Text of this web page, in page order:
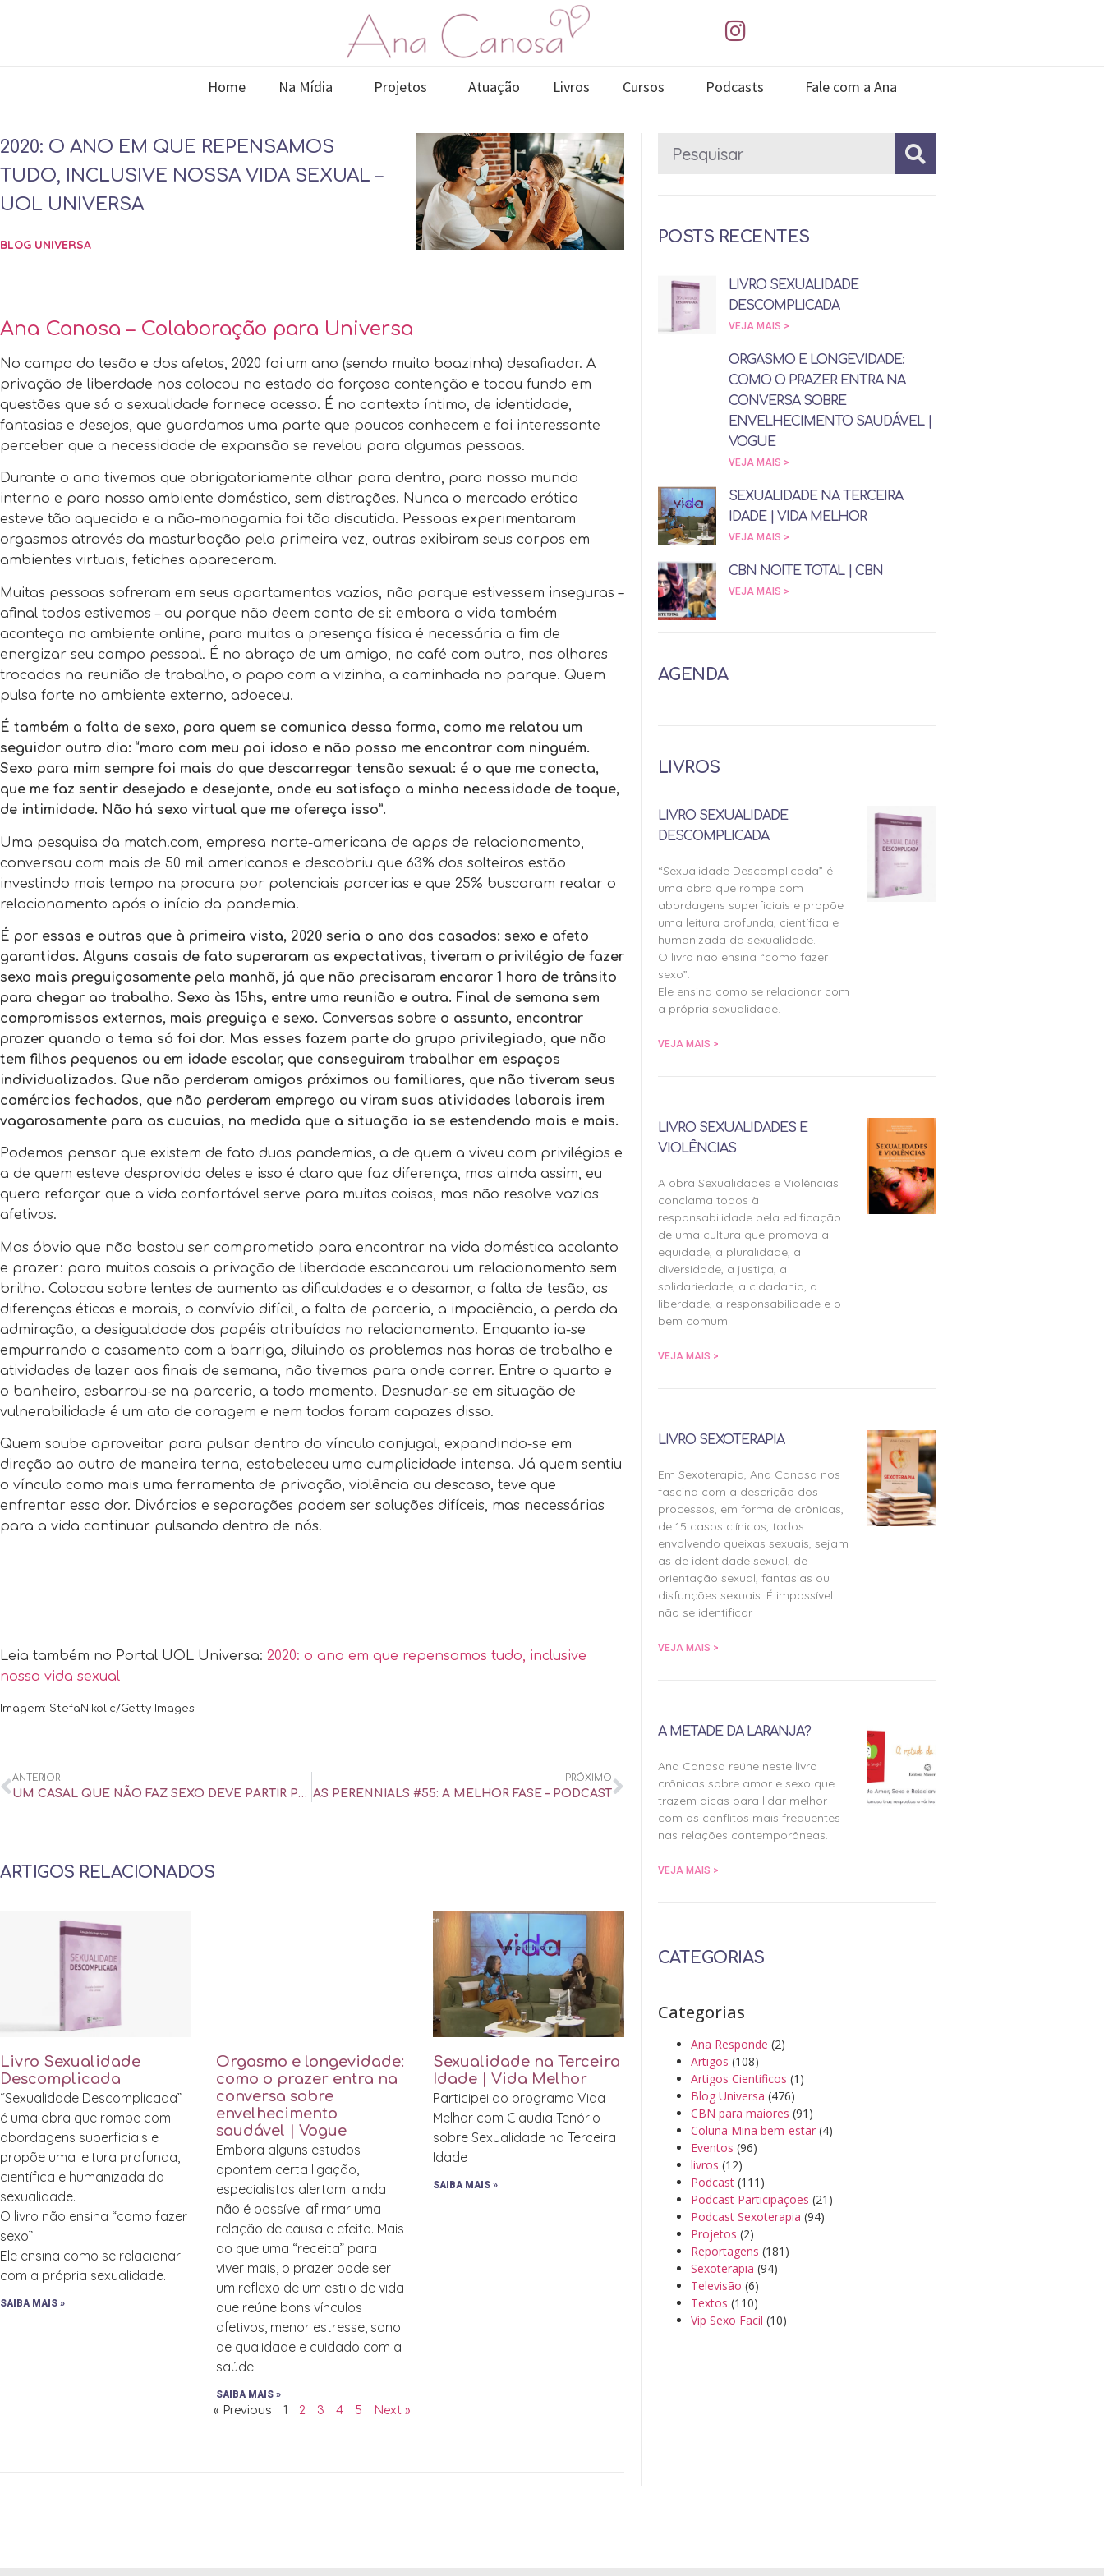
Home Na Mídia Projetos Atuação Livros Cursos Podcasts Fale com a Ana
2020: O ANO EM QUE REPENSAMOS
TUDO, INCLUSIVE NOSSA VIDA SEXUAL –
UOL UNIVERSA
BLOG UNIVERSA
Ana Canosa – Colaboração para Universa
No campo do tesão e dos afetos, 2020 foi um ano (sendo muito boazinha) desafiador. A
privação de liberdade nos colocou no estado da forçosa contenção e tocou fundo em
questões que só a sexualidade fornece acesso. É no contexto íntimo, de identidade,
fantasias e desejos, que guardamos uma parte que poucos conhecem e foi interessante
perceber que a necessidade de expansão se revelou para algumas pessoas.
Durante o ano tivemos que obrigatoriamente olhar para dentro, para nosso mundo
interno e para nosso ambiente doméstico, sem distrações. Nunca o mercado erótico
esteve tão aquecido e a não-monogamia foi tão discutida. Pessoas experimentaram
orgasmos através da masturbação pela primeira vez, outras exibiram seus corpos em
ambientes virtuais, fetiches apareceram.
Muitas pessoas sofreram em seus apartamentos vazios, não porque estivessem inseguras –
afinal todos estivemos – ou porque não deem conta de si: embora a vida também
aconteça no ambiente online, para muitos a presença física é necessária a fim de
energizar seu campo pessoal. É no abraço de um amigo, no café com outro, nos olhares
trocados na reunião de trabalho, o papo com a vizinha, a caminhada no parque. Quem
pulsa forte no ambiente externo, adoeceu.
É também a falta de sexo, para quem se comunica dessa forma, como me relatou um
seguidor outro dia: “moro com meu pai idoso e não posso me encontrar com ninguém.
Sexo para mim sempre foi mais do que descarregar tensão sexual: é o que me conecta,
que me faz sentir desejado e desejante, onde eu satisfaço a minha necessidade de toque,
de intimidade. Não há sexo virtual que me ofereça isso”.
Uma pesquisa da match.com, empresa norte-americana de apps de relacionamento,
conversou com mais de 50 mil americanos e descobriu que 63% dos solteiros estão
investindo mais tempo na procura por potenciais parcerias e que 25% buscaram reatar o
relacionamento após o início da pandemia.
É por essas e outras que à primeira vista, 2020 seria o ano dos casados: sexo e afeto
garantidos. Alguns casais de fato superaram as expectativas, tiveram o privilégio de fazer
sexo mais preguiçosamente pela manhã, já que não precisaram encarar 1 hora de trânsito
para chegar ao trabalho. Sexo às 15hs, entre uma reunião e outra. Final de semana sem
compromissos externos, mais preguiça e sexo. Conversas sobre o assunto, encontrar
prazer quando o tema só foi dor. Mas esses fazem parte do grupo privilegiado, que não
tem filhos pequenos ou em idade escolar, que conseguiram trabalhar em espaços
individualizados. Que não perderam amigos próximos ou familiares, que não tiveram seus
comércios fechados, que não perderam emprego ou viram suas atividades laborais irem
vagarosamente para as cucuias, na medida que a situação ia se estendendo mais e mais.
Podemos pensar que existem de fato duas pandemias, a de quem a viveu com privilégios e
a de quem esteve desprovida deles e isso é claro que faz diferença, mas ainda assim, eu
quero reforçar que a vida confortável serve para muitas coisas, mas não resolve vazios
afetivos.
Mas óbvio que não bastou ser comprometido para encontrar na vida doméstica acalanto
e prazer: para muitos casais a privação de liberdade escancarou um relacionamento sem
brilho. Colocou sobre lentes de aumento as dificuldades e o desamor, a falta de tesão, as
diferenças éticas e morais, o convívio difícil, a falta de parceria, a impaciência, a perda da
admiração, a desigualdade dos papéis atribuídos no relacionamento. Enquanto ia-se
empurrando o casamento com a barriga, diluindo os problemas nas horas de trabalho e
atividades de lazer aos finais de semana, não tivemos para onde correr. Entre o quarto e
o banheiro, esbarrou-se na parceria, a todo momento. Desnudar-se em situação de
vulnerabilidade é um ato de coragem e nem todos foram capazes disso.
Quem soube aproveitar para pulsar dentro do vínculo conjugal, expandindo-se em
direção ao outro de maneira terna, estabeleceu uma cumplicidade intensa. Já quem sentiu
o vínculo como mais uma ferramenta de privação, violência ou descaso, teve que
enfrentar essa dor. Divórcios e separações podem ser soluções difíceis, mas necessárias
para a vida continuar pulsando dentro de nós.
Leia também no Portal UOL Universa: 2020: o ano em que repensamos tudo, inclusive
nossa vida sexual
Imagem: StefaNikolic/Getty Images
ANTERIOR
UM CASAL QUE NÃO FAZ SEXO DEVE PARTIR PARA UMA RELAÇÃO NÃO-MONOGÂMICA? – UOL UNIVERSA
PRÓXIMO
AS PERENNIALS #55: A MELHOR FASE – PODCAST
ARTIGOS RELACIONADOS
Livro Sexualidade
Descomplicada
“Sexualidade Descomplicada”
é uma obra que rompe com
abordagens superficiais e
propõe uma leitura profunda,
científica e humanizada da
sexualidade.
O livro não ensina “como fazer
sexo”.
Ele ensina como se relacionar
com a própria sexualidade.
SAIBA MAIS »
Orgasmo e longevidade:
como o prazer entra na
conversa sobre
envelhecimento
saudável | Vogue
Embora alguns estudos
apontem certa ligação,
especialistas alertam: ainda
não é possível afirmar uma
relação de causa e efeito. Mais
do que uma “receita” para
viver mais, o prazer pode ser
um reflexo de um estilo de vida
que reúne bons vínculos
afetivos, menor estresse, sono
de qualidade e cuidado com a
saúde.
SAIBA MAIS »
Sexualidade na Terceira
Idade | Vida Melhor
Participei do programa Vida
Melhor com Claudia Tenório
sobre Sexualidade na Terceira
Idade
SAIBA MAIS »
« Previous 1 2 3 4 5 Next »
POSTS RECENTES
LIVRO SEXUALIDADE
DESCOMPLICADA
VEJA MAIS >
ORGASMO E LONGEVIDADE:
COMO O PRAZER ENTRA NA
CONVERSA SOBRE
ENVELHECIMENTO SAUDÁVEL |
VOGUE
VEJA MAIS >
SEXUALIDADE NA TERCEIRA
IDADE | VIDA MELHOR
VEJA MAIS >
CBN NOITE TOTAL | CBN
VEJA MAIS >
AGENDA
LIVROS
LIVRO SEXUALIDADE
DESCOMPLICADA
“Sexualidade Descomplicada” é
uma obra que rompe com
abordagens superficiais e propõe
uma leitura profunda, científica e
humanizada da sexualidade.
O livro não ensina “como fazer
sexo”.
Ele ensina como se relacionar com
a própria sexualidade.
VEJA MAIS >
LIVRO SEXUALIDADES E
VIOLÊNCIAS
A obra Sexualidades e Violências
conclama todos à
responsabilidade pela edificação
de uma cultura que promova a
equidade, a pluralidade, a
diversidade, a justiça, a
solidariedade, a cidadania, a
liberdade, a responsabilidade e o
bem comum.
VEJA MAIS >
LIVRO SEXOTERAPIA
Em Sexoterapia, Ana Canosa nos
fascina com a descrição dos
processos, em forma de crônicas,
de 15 casos clínicos, todos
envolvendo queixas sexuais, sejam
as de identidade sexual, de
orientação sexual, fantasias ou
disfunções sexuais. É impossível
não se identificar
VEJA MAIS >
A METADE DA LARANJA?
Ana Canosa reúne neste livro
crônicas sobre amor e sexo que
trazem dicas para lidar melhor
com os conflitos mais frequentes
nas relações contemporâneas.
VEJA MAIS >
CATEGORIAS
Categorias
Ana Responde (2)
Artigos (108)
Artigos Cientificos (1)
Blog Universa (476)
CBN para maiores (91)
Coluna Mina bem-estar(4)
Eventos (96)
livros (12)
Podcast(111)
Podcast Participações (21)
Podcast Sexoterapia (94)
Projetos (2)
Reportagens (181)
Sexoterapia (94)
Televisão (6)
Textos (110)
Vip Sexo Facil (10)